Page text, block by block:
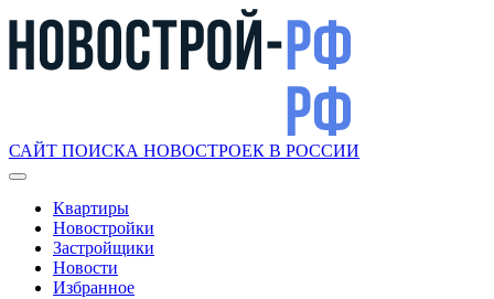
САЙТ ПОИСКА НОВОСТРОЕК В РОССИИ
Квартиры
Новостройки
Застройщики
Новости
Избранное